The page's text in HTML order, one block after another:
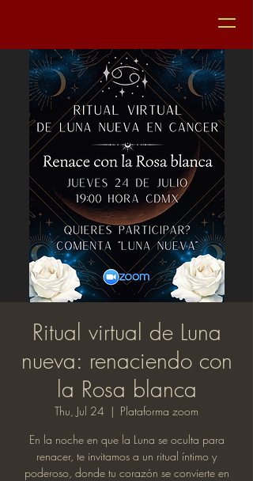
Ritual virtual de Luna
nueva: renaciendo con
la Rosa blanca
Thu, Jul 24
  |
Plataforma zoom
En la noche en que la Luna se oculta para
renacer, te invitamos a un ritual íntimo y
poderoso, donde tu corazón se convierte en